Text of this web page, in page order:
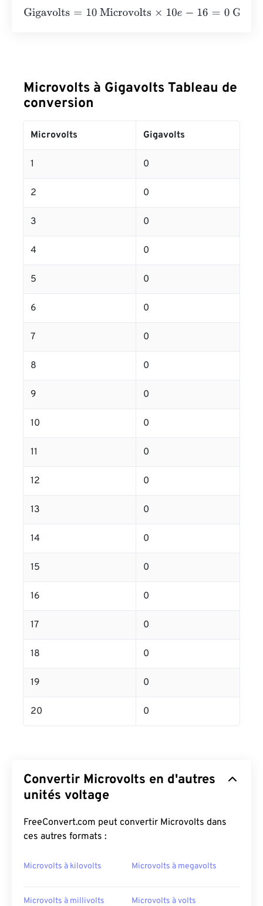
Gigavolts=10 Microvolts×10e-16= 0 Gigavolts
Microvolts à Gigavolts Tableau de
conversion
Microvolts Gigavolts
1 0
2 0
3 0
4 0
5 0
6 0
7 0
8 0
9 0
10 0
11 0
12 0
13 0
14 0
15 0
16 0
17 0
18 0
19 0
20 0
Convertir Microvolts en d'autres
unités voltage
FreeConvert.com peut convertir Microvolts dans
ces autres formats :
Microvolts à kilovolts Microvolts à megavolts
Microvolts à millivolts Microvolts à volts